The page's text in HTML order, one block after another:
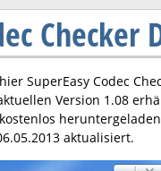
Checker
SuperEasy Codec
Version 1.08
aktualisiert.